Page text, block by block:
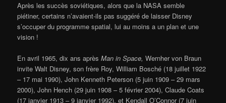
Après les succès soviétiques, alors que la NASA semble
piétiner, certains n’avaient-ils pas suggéré de laisser Disney
s’occuper du programme spatial, lui au moins a un plan et une
vision !
En avril 1965, dix ans aprèsMan in Space, Wernher von Braun
invite Walt Disney, son frère Roy, William Bosché (18 juillet 1922
– 17 mai 1990), John Kenneth Peterson (5 juin 1909 – 29 mars
2000), John Hench (29 juin 1908 – 5 février 2004), Claude Coats
(17 janvier 1913 – 9 janvier 1992), et Kendall O’Connor (7 juin